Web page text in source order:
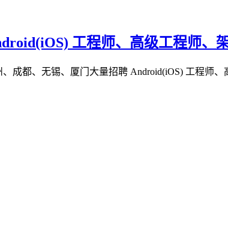
工程师、高级工程师、
成都、无锡、厦门大量招聘 Android(iOS) 工程师